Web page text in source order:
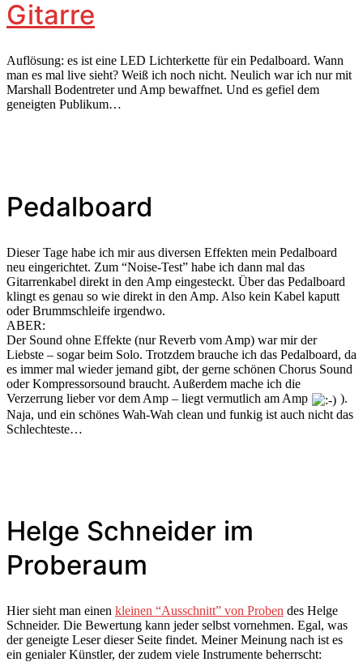
Gitarre
Auflösung: es ist eine LED Lichterkette für ein Pedalboard. Wann
man es mal live sieht? Weiß ich noch nicht. Neulich war ich nur mit
Marshall Bodentreter und Amp bewaffnet. Und es gefiel dem
geneigten Publikum…
Pedalboard
Dieser Tage habe ich mir aus diversen Effekten mein Pedalboard
neu eingerichtet. Zum “Noise-Test” habe ich dann mal das
Gitarrenkabel direkt in den Amp eingesteckt. Über das Pedalboard
klingt es genau so wie direkt in den Amp. Also kein Kabel kaputt
oder Brummschleife irgendwo.
ABER:
Der Sound ohne Effekte (nur Reverb vom Amp) war mir der
Liebste – sogar beim Solo. Trotzdem brauche ich das Pedalboard, da
es immer mal wieder jemand gibt, der gerne schönen Chorus Sound
oder Kompressorsound braucht. Außerdem mache ich die
Verzerrung lieber vor dem Amp – liegt vermutlich am Amp
).
Naja, und ein schönes Wah-Wah clean und funkig ist auch nicht das
Schlechteste…
Helge Schneider im
Proberaum
Hier sieht man einen kleinen “Ausschnitt” von Proben des Helge
Schneider. Die Bewertung kann jeder selbst vornehmen. Egal, was
der geneigte Leser dieser Seite findet. Meiner Meinung nach ist es
ein genialer Künstler, der zudem viele Instrumente beherrscht: